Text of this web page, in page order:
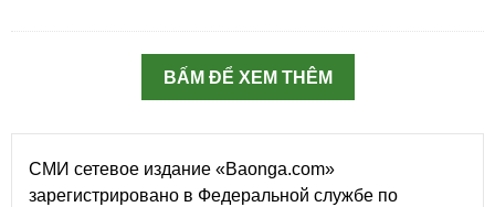
BẤM ĐỂ XEM THÊM
СМИ сетевое издание «Baonga.com»
зарегистрировано в Федеральной службе по